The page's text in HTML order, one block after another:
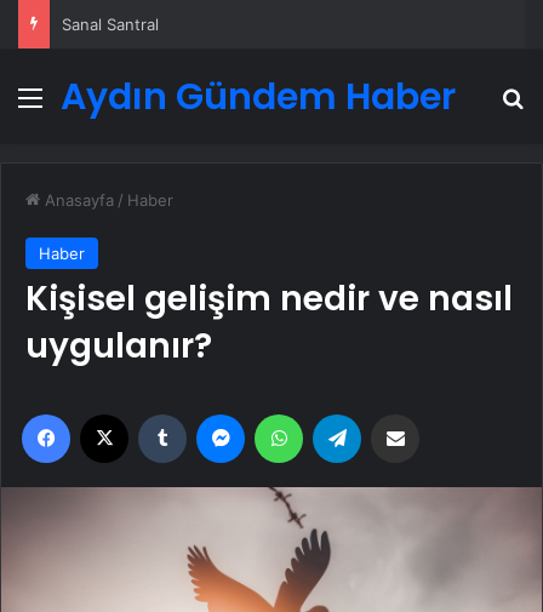
Sanal Santral
Menü
Aydın Gündem Haber
Anasayfa / Haber
Haber
Kişisel gelişim nedir ve nasıl
uygulanır?
Facebook Tumblr MessengerWhatsApp